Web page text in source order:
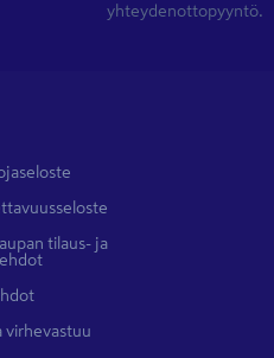
yhteydenottopyyntö.
tilaus- ja
virhevastuu